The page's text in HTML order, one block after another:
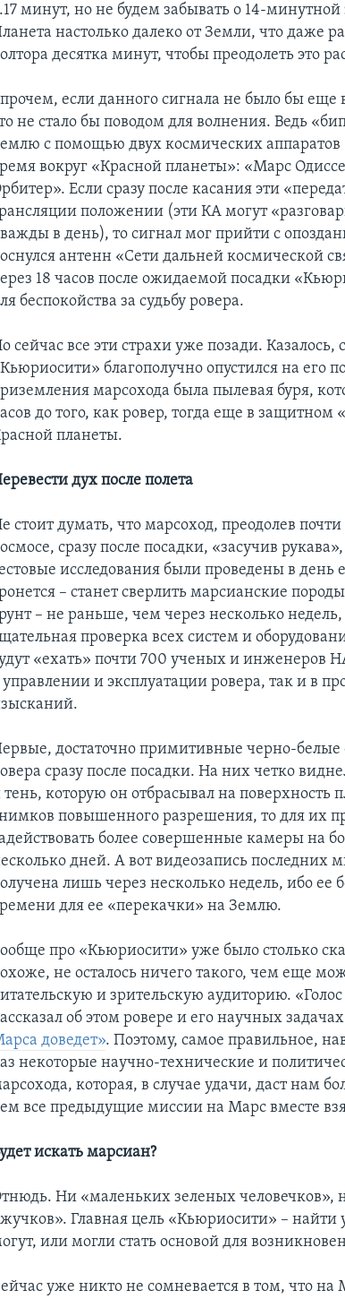
минут, но не будем забывать о 14-
настолько далеко от Земли, что даже
десятка минут, чтобы преодолеть это
если данного сигнала не было бы еще
не стало бы поводом для волнения. Ведь
с помощью двух космических
вокруг «Красной планеты»: «Марс
Если сразу после касания эти
положении (эти КА могут
в день), то сигнал мог прийти с
антенн «Сети дальней космической
18 часов после ожидаемой посадки
беспокойства за судьбу ровера.
сейчас все эти страхи уже позади.
благополучно опустился на его
марсохода была пылевая буря,
до того, как ровер, тогда еще в защитном
планеты.
дух после полета
стоит думать, что марсоход, преодолев
сразу после посадки, «засучив
исследования были проведены в день
– станет сверлить марсианские
– не раньше, чем через несколько
проверка всех систем и
«ехать» почти 700 ученых и инженеров
управлении и эксплуатации ровера, так и в
достаточно примитивные черно-
сразу после посадки. На них четко
тень, которую он отбрасывал на поверхность
повышенного разрешения, то для их
более совершенные камеры на
дней. А вот видеозапись последних
лишь через несколько недель, ибо ее
для ее «перекачки» на Землю.
про «Кьюриосити» уже было столько
не осталось ничего такого, чем еще
и зрительскую аудиторию.
об этом ровере и его научных
доведет». Поэтому, самое правильное,
некоторые научно-технические и
которая, в случае удачи, даст нам
все предыдущие миссии на Марс вместе
искать марсиан?
Ни «маленьких зеленых человечков»,
Главная цель «Кьюриосити» – найти
или могли стать основой для
уже никто не сомневается в том, что на